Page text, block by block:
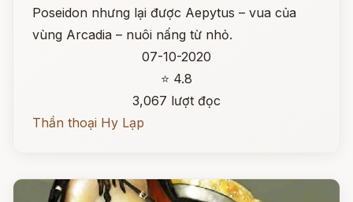
Poseidon nhưng lại được Aepytus – vua của
vùng Arcadia – nuôi nấng từ nhỏ.
07-10-2020
⭐ 4.8
3,067 lượt đọc
Thần thoại Hy Lạp